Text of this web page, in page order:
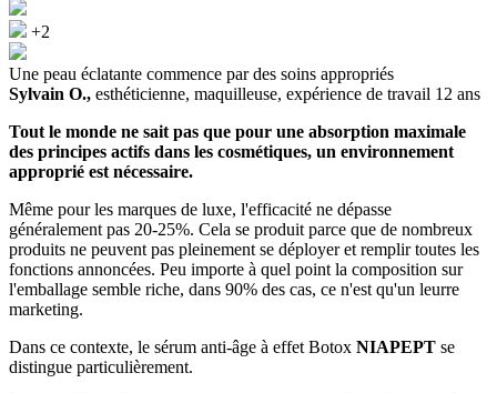
+2
Une peau éclatante commence par des soins appropriés
Sylvain O., esthéticienne, maquilleuse, expérience de travail 12 ans
Tout le monde ne sait pas que pour une absorption maximale
des principes actifs dans les cosmétiques, un environnement
approprié est nécessaire.
Même pour les marques de luxe, l'efficacité ne dépasse
généralement pas 20-25%. Cela se produit parce que de nombreux
produits ne peuvent pas pleinement se déployer et remplir toutes les
fonctions annoncées. Peu importe à quel point la composition sur
l'emballage semble riche, dans 90% des cas, ce n'est qu'un leurre
marketing.
Dans ce contexte, le sérum anti-âge à effet Botox NIAPEPT se
distingue particulièrement.